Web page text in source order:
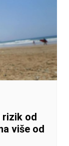
rizik od
više od